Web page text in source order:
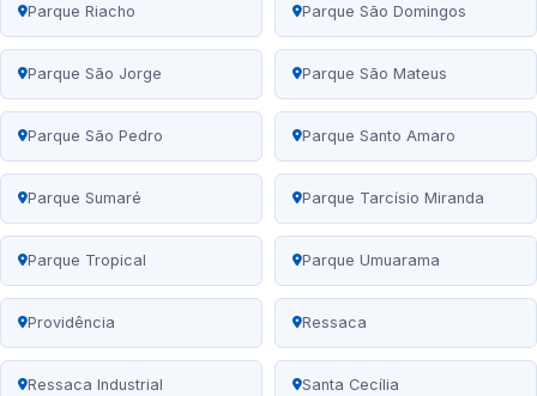
Parque Riacho Parque São Domingos
Parque São Jorge Parque São Mateus
Parque São Pedro Parque Santo Amaro
Parque Sumaré Parque Tarcísio Miranda
Parque Tropical Parque Umuarama
Providência Ressaca
Ressaca Industrial Santa Cecília